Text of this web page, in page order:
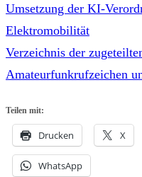
Umsetzung der KI-
Elektromobilität
Verzeichnis der
Amateurfunkrufzeichen
Teilen mit:
Drucken X
WhatsApp